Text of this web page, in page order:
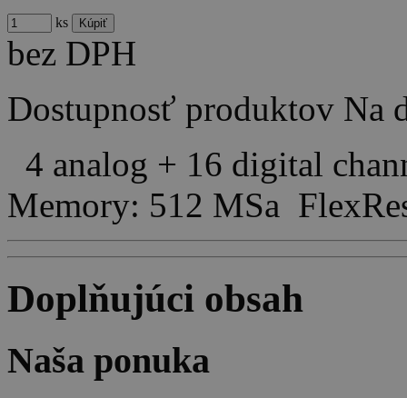
ks
bez DPH
Dostupnosť produktov Na
4 analog + 16 digital
Memory: 512 MSa
Doplňujúci obsah
Naša ponuka